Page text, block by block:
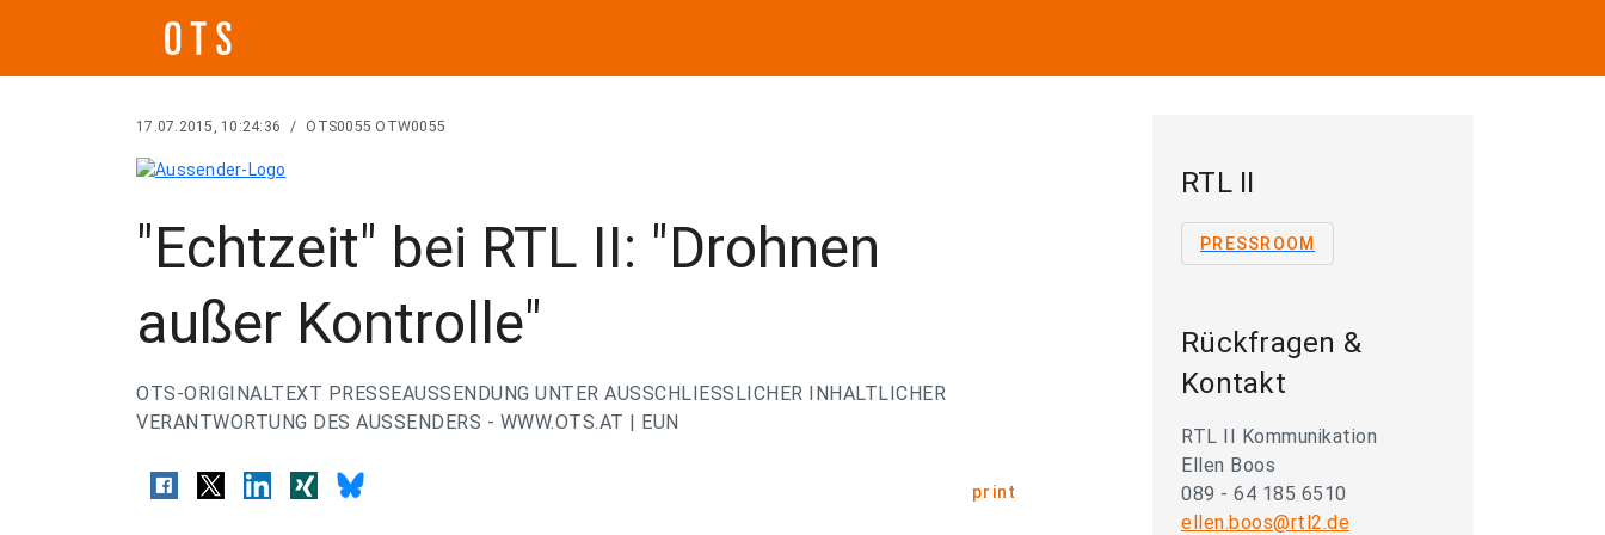
17.07.2015, 10:24:36 / OTS0055 OTW0055
"Echtzeit" bei RTL II: "Drohnen
außer Kontrolle"
OTS-ORIGINALTEXT PRESSEAUSSENDUNG UNTER AUSSCHLIESSLICHER INHALTLICHER
VERANTWORTUNG DES AUSSENDERS - WWW.OTS.AT | EUN
print
RTL II
PRESSROOM
Rückfragen &
Kontakt
RTL II Kommunikation
Ellen Boos
089 - 64 185 6510
ellen.boos@rtl2.de